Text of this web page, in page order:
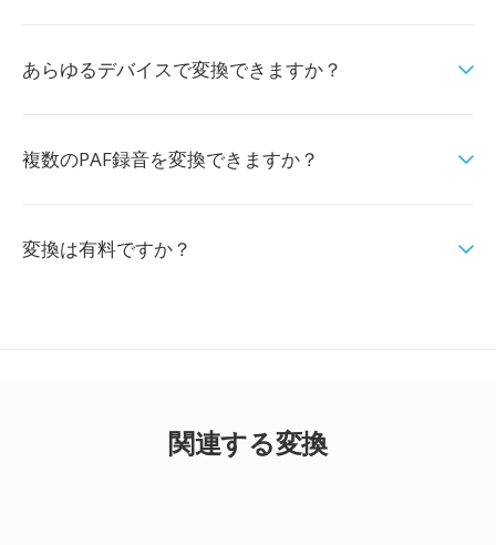
あらゆるデバイスで変換できますか？
複数のPAF録音を変換できますか？
変換は有料ですか？
関連する変換